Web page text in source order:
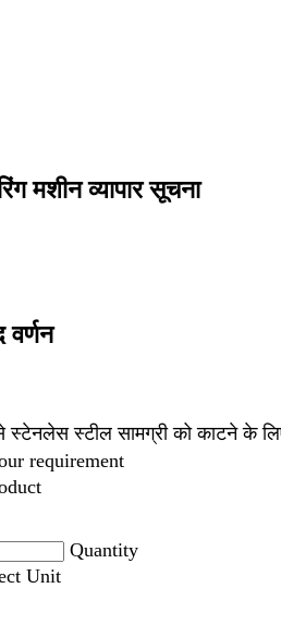
मशीन व्यापार सूचना
वर्णन
स्टील सामग्री को काटने के
requirement
Quantity
Unit